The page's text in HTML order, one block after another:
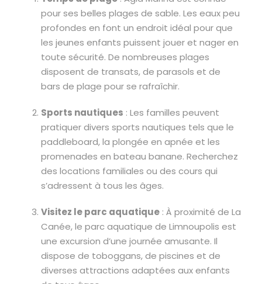
pour ses belles plages de sable. Les eaux peu
profondes en font un endroit idéal pour que
les jeunes enfants puissent jouer et nager en
toute sécurité. De nombreuses plages
disposent de transats, de parasols et de
bars de plage pour se rafraîchir.
Sports nautiques : Les familles peuvent
pratiquer divers sports nautiques tels que le
paddleboard, la plongée en apnée et les
promenades en bateau banane. Recherchez
des locations familiales ou des cours qui
s’adressent à tous les âges.
Visitez le parc aquatique : À proximité de La
Canée, le parc aquatique de Limnoupolis est
une excursion d’une journée amusante. Il
dispose de toboggans, de piscines et de
diverses attractions adaptées aux enfants